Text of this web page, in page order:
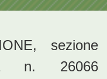
sezione
n. 26066